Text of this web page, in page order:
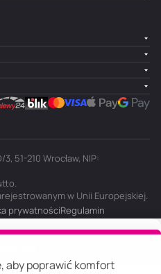
aby poprawić komfort
51-210 Wrocław, NIP:
w Unii Europejskiej.
prywatnościRegulamin